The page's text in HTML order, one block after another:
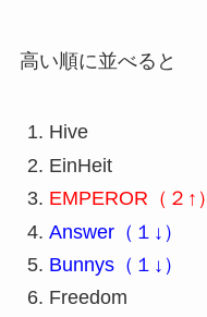
高い順に並べると
Hive
EinHeit
EMPEROR（２↑）
Answer（１↓）
Bunnys（１↓）
Freedom